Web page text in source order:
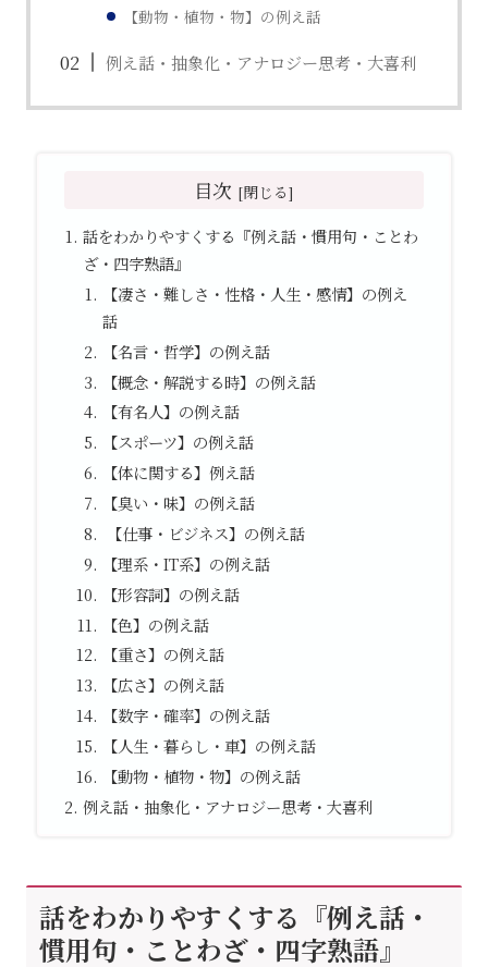
【動物・植物・物】の例え話
例え話・抽象化・アナロジー思考・大喜利
目次
話をわかりやすくする『例え話・慣用句・ことわ
ざ・四字熟語』
【凄さ・難しさ・性格・人生・感情】の例え
話
【名言・哲学】の例え話
【概念・解説する時】の例え話
【有名人】の例え話
【スポーツ】の例え話
【体に関する】例え話
【臭い・味】の例え話
【仕事・ビジネス】の例え話
【理系・IT系】の例え話
【形容詞】の例え話
【色】の例え話
【重さ】の例え話
【広さ】の例え話
【数字・確率】の例え話
【人生・暮らし・車】の例え話
【動物・植物・物】の例え話
例え話・抽象化・アナロジー思考・大喜利
話をわかりやすくする『例え話・
慣用句・ことわざ・四字熟語』